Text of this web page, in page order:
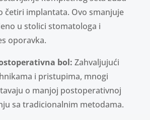
četiri implantata. Ovo smanjuje
u stolici stomatologa i
oporavka.
bol: Zahvaljujući
i pristupima, mnogi
o manjoj postoperativnoj
sa tradicionalnim metodama.